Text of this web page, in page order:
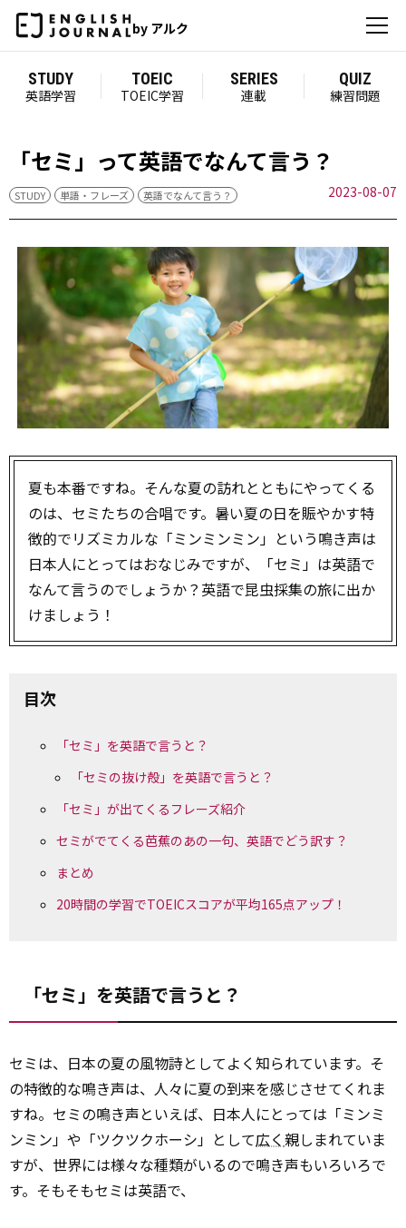
by アルク
STUDY
英語学習
TOEIC
TOEIC学習
SERIES
連載
QUIZ
練習問題
「セミ」って英語でなんて言う？
STUDY 単語・フレーズ 英語でなんて言う？ 2023-08-07
夏も本番ですね。そんな夏の訪れとともにやってくる
のは、セミたちの合唱です。暑い夏の日を賑やかす特
徴的でリズミカルな「ミンミンミン」という鳴き声は
日本人にとってはおなじみですが、「セミ」は英語で
なんて言うのでしょうか？英語で昆虫採集の旅に出か
けましょう！
目次
「セミ」を英語で言うと？
「セミの抜け殻」を英語で言うと？
「セミ」が出てくるフレーズ紹介
セミがでてくる芭蕉のあの一句、英語でどう訳す？
まとめ
20時間の学習でTOEICスコアが平均165点アップ！
「セミ」を英語で言うと？
セミは、日本の夏の風物詩としてよく知られています。そ
の特徴的な鳴き声は、人々に夏の到来を感じさせてくれま
すね。セミの鳴き声といえば、日本人にとっては「ミンミ
ンミン」や「ツクツクホーシ」として広く親しまれていま
すが、世界には様々な種類がいるので鳴き声もいろいろで
す。そもそもセミは英語で、